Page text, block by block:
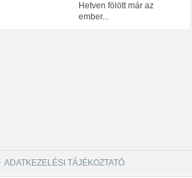
Hetven fölött már az
ember...
ADATKEZELÉSI TÁJÉKOZTATÓ